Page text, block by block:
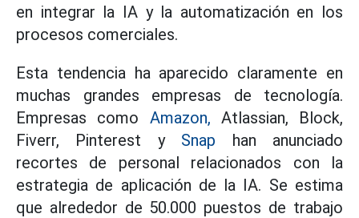
en integrar la IA y la automatización en los
procesos comerciales.
Esta tendencia ha aparecido claramente en
muchas grandes empresas de tecnología.
Empresas como Amazon, Atlassian, Block,
Fiverr, Pinterest y Snap han anunciado
recortes de personal relacionados con la
estrategia de aplicación de la IA. Se estima
que alrededor de 50.000 puestos de trabajo